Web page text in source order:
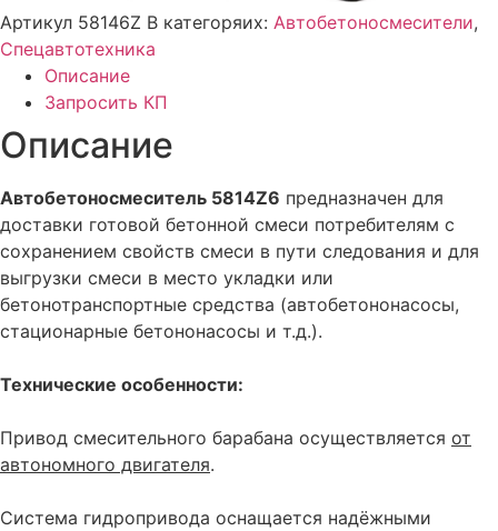
Артикул 58146Z В категоряих: Автобетоносмесители,
Спецавтотехника
Описание
Запросить КП
Описание
Автобетоносмеситель 5814Z6 предназначен для
доставки готовой бетонной смеси потребителям с
сохранением свойств смеси в пути следования и для
выгрузки смеси в место укладки или
бетонотранспортные средства (автобетононасосы,
стационарные бетононасосы и т.д.).
Технические особенности:
Привод смесительного барабана осуществляется от
автономного двигателя.
Система гидропривода оснащается надёжными